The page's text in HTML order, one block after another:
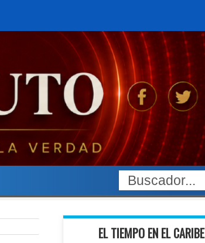
EL TIEMPO EN EL CARIBE